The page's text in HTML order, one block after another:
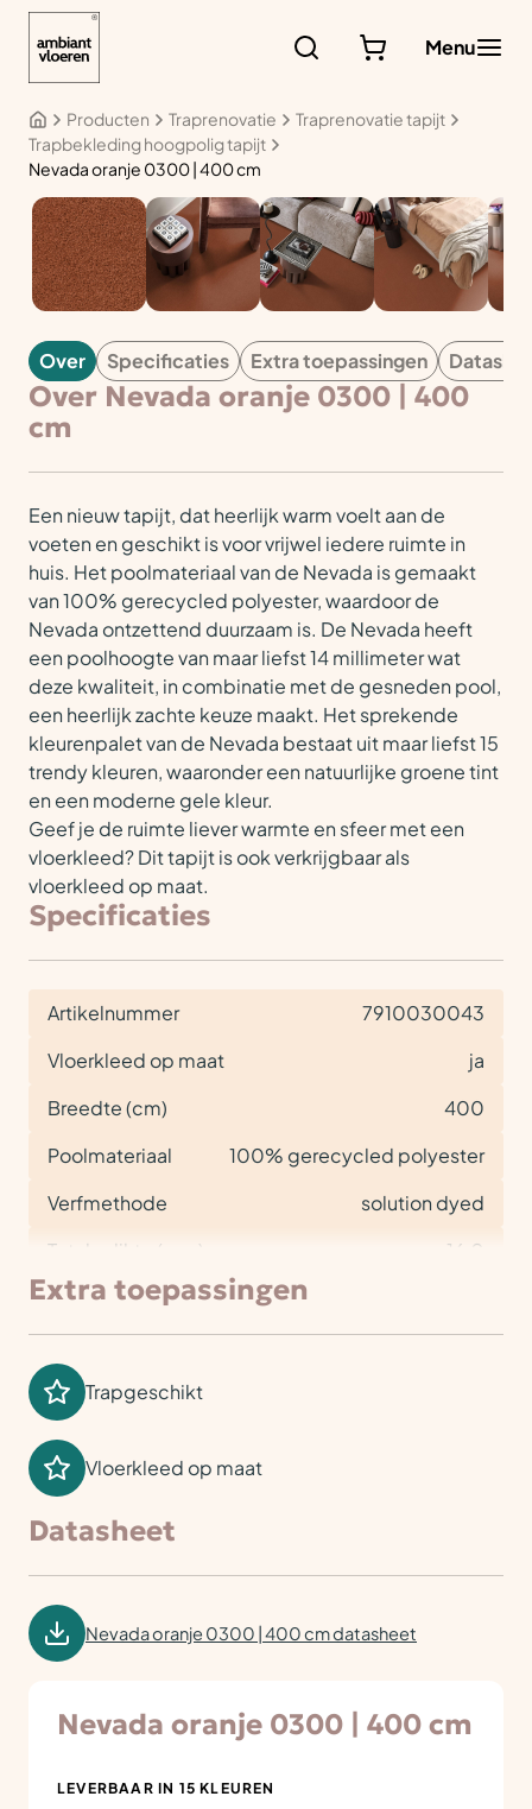
Menu
Producten Traprenovatie
Traprenovatie tapijt
Trapbekleding hoogpolig tapijt
Nevada oranje 0300 | 400 cm
TAPIJT
Over Specificaties Extra toepassingen
Over Nevada oranje 0300 | 400
cm
Een nieuw tapijt, dat heerlijk warm voelt aan de
voeten en geschikt is voor vrijwel iedere ruimte in
huis. Het poolmateriaal van de Nevada is gemaakt
van 100% gerecycled polyester, waardoor de
Nevada ontzettend duurzaam is. De Nevada heeft
een poolhoogte van maar liefst 14 millimeter wat
deze kwaliteit, in combinatie met de gesneden pool,
een heerlijk zachte keuze maakt. Het sprekende
kleurenpalet van de Nevada bestaat uit maar liefst 15
trendy kleuren, waaronder een natuurlijke groene tint
en een moderne gele kleur.
Geef je de ruimte liever warmte en sfeer met een
vloerkleed? Dit tapijt is ook verkrijgbaar als
vloerkleed op maat.
Specificaties
Artikelnummer
7910030043
Vloerkleed op maat
ja
Breedte (cm)
400
Poolmateriaal
100% gerecycled polyester
Verfmethode
solution dyed
Totale dikte (mm)
16,0
Extra toepassingen
Trapgeschikt
Vloerkleed op maat
Datasheet
Nevada oranje 0300 | 400 cm datasheet
Nevada oranje 0300 | 400 cm
LEVERBAAR IN 15 KLEUREN